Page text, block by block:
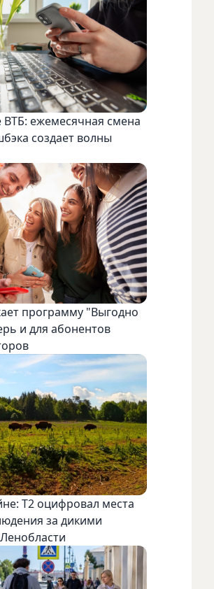
ВТБ: ежемесячная смена
создает волны
программу "Выгодно
и для абонентов
Т2 оцифровал места
за дикими